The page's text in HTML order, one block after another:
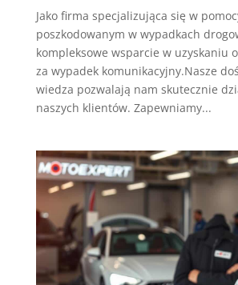
Jako firma specjalizująca się w
poszkodowanym w wypadkach
kompleksowe wsparcie w uzyskaniu
za wypadek komunikacyjny.Nasze
wiedza pozwalają nam skutecznie
naszych klientów. Zapewniamy...